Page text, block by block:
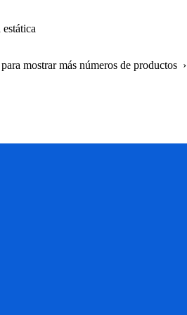
mostrar más números de productos ›